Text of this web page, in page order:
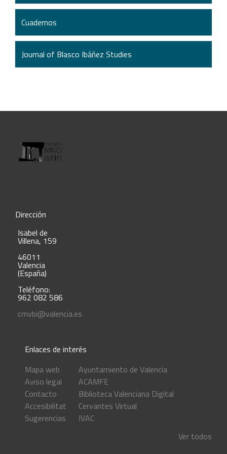
Cuadernos
Journal of Blasco Ibáñez Studies
Dirección
Isabel de
Villena, 159
46011
Valencia
(España)
Teléfono:
962 082 586
cmvbi@valencia.es
Enlaces de interés
Mapa web
Aviso legal
Contacto
Accesibilitat
Sugerencias
Ayuntamiento de Valencia
ACAMFE
Biblioteca Valenciana Digital
Cervantes Virtual
IVAC
Ver todos